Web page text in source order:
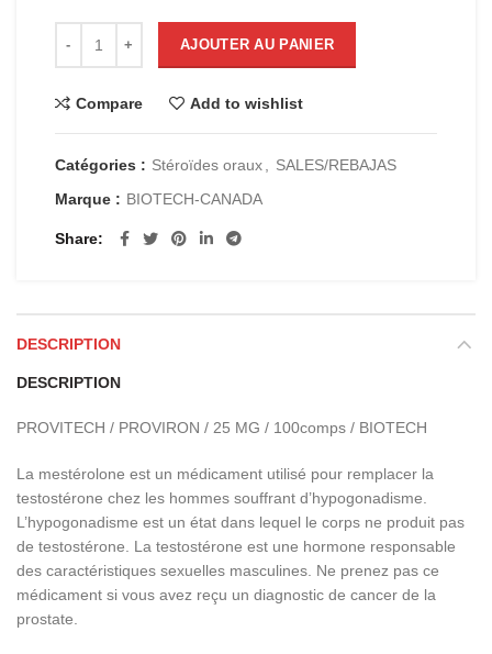
était :
€25.00.
est :
€20.00.
AJOUTER AU PANIER
Compare Add to wishlist
Catégories : Stéroïdes oraux
SALES/REBAJAS
Marque : BIOTECH-CANADA
Share
DESCRIPTION
DESCRIPTION
PROVITECH / PROVIRON / 25 MG / 100comps / BIOTECH
La mestérolone est un médicament utilisé pour remplacer la
testostérone chez les hommes souffrant d’hypogonadisme.
L’hypogonadisme est un état dans lequel le corps ne produit pas
de testostérone. La testostérone est une hormone responsable
des caractéristiques sexuelles masculines. Ne prenez pas ce
médicament si vous avez reçu un diagnostic de cancer de la
prostate.